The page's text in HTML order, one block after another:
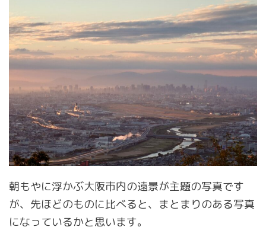
朝もやに浮かぶ大阪市内の遠景が主題の写真です
が、先ほどのものに比べると、まとまりのある写真
になっているかと思います。